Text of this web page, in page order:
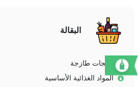
البقالة
منتجات طازجة
المواد الغذائية الأساسية